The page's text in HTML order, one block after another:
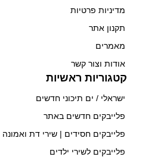
מדיניות פרטיות
תקנון אתר
מאמרים
אודות וצור קשר
קטגוריות ראשיות
ישראלי / ים תיכוני חדשים
פלייבקים חדשים באתר
פלייבקים חסידים | שירי דת ואמונה
פלייבקים לשירי ילדים